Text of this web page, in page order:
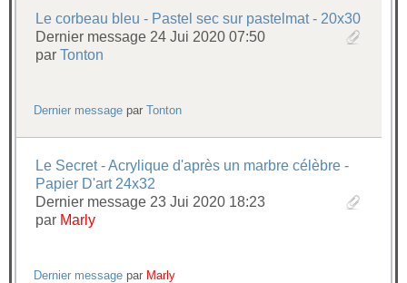
Le corbeau bleu - Pastel sec sur pastelmat - 20x30
Dernier message 24 Jui 2020 07:50
par Tonton
Dernier message parTonton
Le Secret - Acrylique d'après un marbre célèbre -
Papier D'art 24x32
Dernier message 23 Jui 2020 18:23
par Marly
Dernier message par Marly